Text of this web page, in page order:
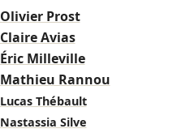
Olivier Prost
Claire Avias
Éric Milleville
Mathieu Rannou
Lucas Thébault
Nastassia Silve